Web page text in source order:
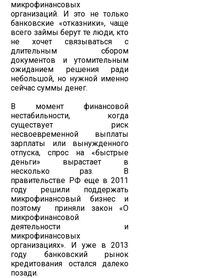
микрофинансовых
организаций. И это не только
банковские «отказники», чаще
всего займы берут те люди, кто
не хочет связываться с
длительным сбором
документов и утомительным
ожиданием решения ради
небольшой, но нужной именно
сейчас суммы денег.
В момент финансовой
нестабильности, когда
существует риск
несвоевременной выплаты
зарплаты или вынужденного
отпуска, спрос на «быстрые
деньги» вырастает в
несколько раз. В
правительстве РФ еще в 2011
году решили поддержать
микрофинансовый бизнес и
поэтому приняли закон «О
микрофинансовой
деятельности и
микрофинансовых
организациях». И уже в 2013
году банковский рынок
кредитования остался далеко
позади.